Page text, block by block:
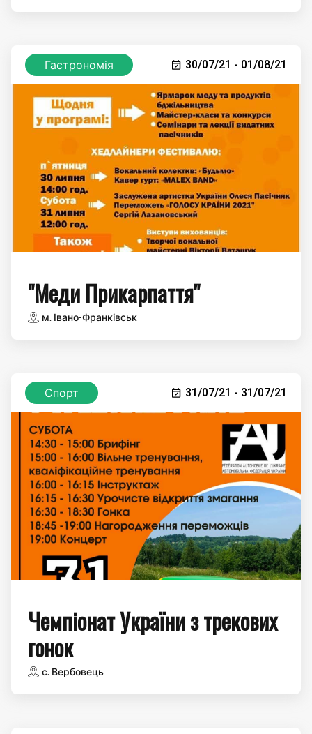
Гастрономія 30/07/21 - 01/08/21
"Меди Прикарпаття"
м. Івано-Франківськ
Спорт 31/07/21 - 31/07/21
Чемпіонат України з трекових
гонок
с. Вербовець